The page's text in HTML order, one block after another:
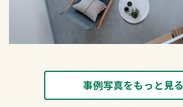
事例写真をもっと見る